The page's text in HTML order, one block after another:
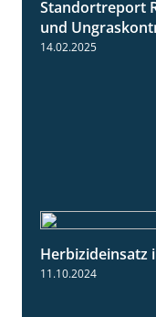
Standortreport
und
14.02.2025
Herbizideinsatz
11.10.2024